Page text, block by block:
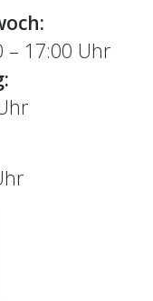
– 17:00 Uhr